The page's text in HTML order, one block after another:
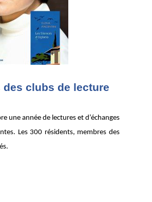
clubs de lecture
une année de lectures et d’échanges
Les 300 résidents, membres des